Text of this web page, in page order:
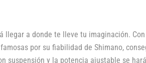
llegar a donde te lleve tu imaginación.
por su fiabilidad de Shimano,
suspensión y la potencia ajustable se